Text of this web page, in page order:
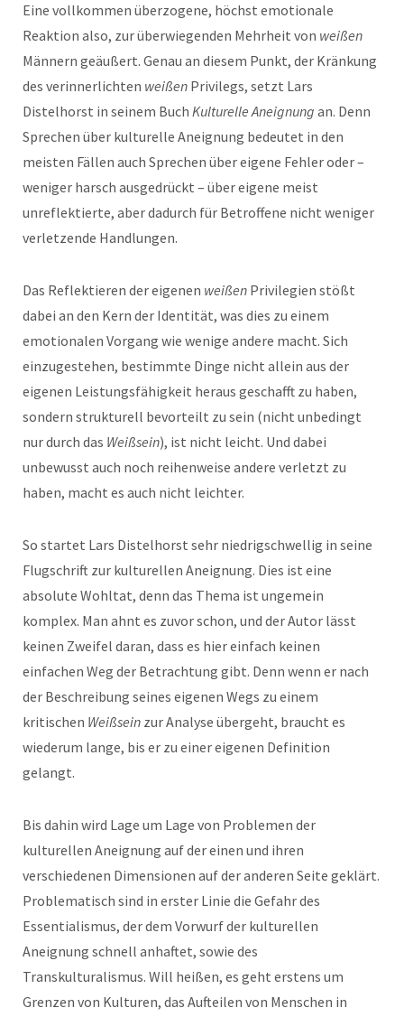
Eine vollkommen überzogene, höchst emotionale
Reaktion also, zur überwiegenden Mehrheit von weißen
Männern geäußert. Genau an diesem Punkt, der Kränkung
des verinnerlichten weißen Privilegs, setzt Lars
Distelhorst in seinem Buch Kulturelle Aneignung an. Denn
Sprechen über kulturelle Aneignung bedeutet in den
meisten Fällen auch Sprechen über eigene Fehler oder –
weniger harsch ausgedrückt – über eigene meist
unreflektierte, aber dadurch für Betroffene nicht weniger
verletzende Handlungen.
Das Reflektieren der eigenen weißen Privilegien stößt
dabei an den Kern der Identität, was dies zu einem
emotionalen Vorgang wie wenige andere macht. Sich
einzugestehen, bestimmte Dinge nicht allein aus der
eigenen Leistungsfähigkeit heraus geschafft zu haben,
sondern strukturell bevorteilt zu sein (nicht unbedingt
nur durch das Weißsein), ist nicht leicht. Und dabei
unbewusst auch noch reihenweise andere verletzt zu
haben, macht es auch nicht leichter.
So startet Lars Distelhorst sehr niedrigschwellig in seine
Flugschrift zur kulturellen Aneignung. Dies ist eine
absolute Wohltat, denn das Thema ist ungemein
komplex. Man ahnt es zuvor schon, und der Autor lässt
keinen Zweifel daran, dass es hier einfach keinen
einfachen Weg der Betrachtung gibt. Denn wenn er nach
der Beschreibung seines eigenen Wegs zu einem
kritischen Weißsein zur Analyse übergeht, braucht es
wiederum lange, bis er zu einer eigenen Definition
gelangt.
Bis dahin wird Lage um Lage von Problemen der
kulturellen Aneignung auf der einen und ihren
verschiedenen Dimensionen auf der anderen Seite geklärt.
Problematisch sind in erster Linie die Gefahr des
Essentialismus, der dem Vorwurf der kulturellen
Aneignung schnell anhaftet, sowie des
Transkulturalismus. Will heißen, es geht erstens um
Grenzen von Kulturen, das Aufteilen von Menschen in